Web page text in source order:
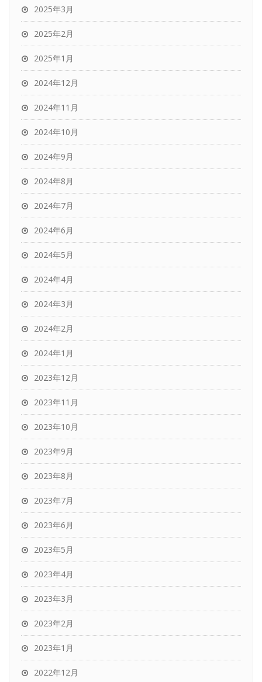
2025年3月
2025年2月
2025年1月
2024年12月
2024年11月
2024年10月
2024年9月
2024年8月
2024年7月
2024年6月
2024年5月
2024年4月
2024年3月
2024年2月
2024年1月
2023年12月
2023年11月
2023年10月
2023年9月
2023年8月
2023年7月
2023年6月
2023年5月
2023年4月
2023年3月
2023年2月
2023年1月
2022年12月